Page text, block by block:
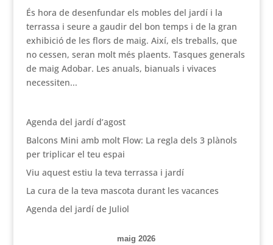
És hora de desenfundar els mobles del jardí i la
terrassa i seure a gaudir del bon temps i de la gran
exhibició de les flors de maig. Així, els treballs, que
no cessen, seran molt més plaents. Tasques generals
de maig Adobar. Les anuals, bianuals i vivaces
necessiten...
Agenda del jardí d’agost
Balcons Mini amb molt Flow: La regla dels 3 plànols
per triplicar el teu espai
Viu aquest estiu la teva terrassa i jardí
La cura de la teva mascota durant les vacances
Agenda del jardí de Juliol
maig 2026